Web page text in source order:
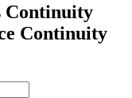
Continuity
Continuity